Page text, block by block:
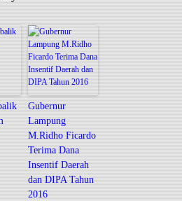
Gubernur
Lampung
M.Ridho Ficardo
Terima Dana
Insentif Daerah
dan DIPA Tahun
2016